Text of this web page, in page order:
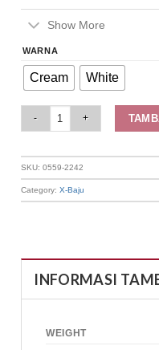
Show More
WARNA
Cream White
SKU:0559-2242
Category:X-Baju
INFORMASI
WEIGHT